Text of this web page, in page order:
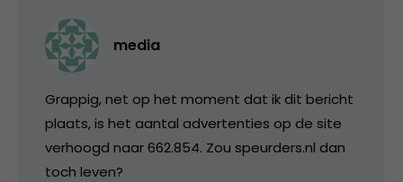
media
Grappig, net op het moment dat ik dit bericht
plaats, is het aantal advertenties op de site
verhoogd naar 662.854. Zou speurders.nl dan
toch leven?